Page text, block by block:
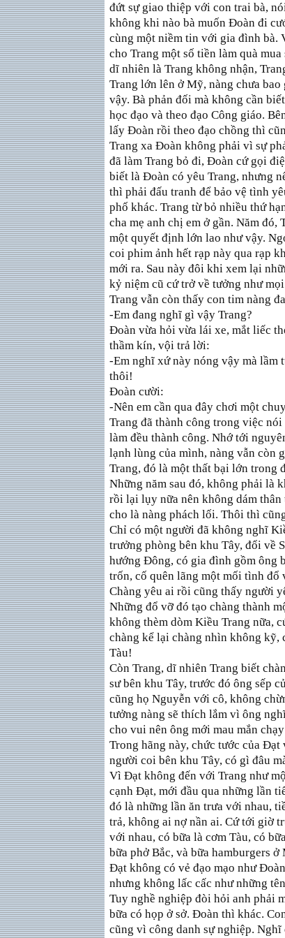
đứt sự giao thiệp với con trai bà,
không khi nào bà muốn Đoàn đi
cùng một niềm tin với gia đình bà.
cho Trang một số tiền làm quà
dĩ nhiên là Trang không nhận,
Trang lớn lên ở Mỹ, nàng chưa
vậy. Bà phản đối mà không cần
học đạo và theo đạo Công giáo.
lấy Đoàn rồi theo đạo chồng thì
Trang xa Đoàn không phải vì sự
đã làm Trang bỏ đi, Đoàn cứ gọi
biết là Đoàn có yêu Trang, nhưng
thì phải đấu tranh để bảo vệ tình
phố khác. Trang từ bỏ nhiều thứ
cha mẹ anh chị em ở gần. Năm
một quyết định lớn lao như vậy.
coi phim ảnh hết rạp này qua rạp
mới ra. Sau này đôi khi xem lại
kỷ niệm cũ cứ trở về tưởng như
Trang vẫn còn thấy con tim nàng
-Em đang nghĩ gì vậy Trang?
Đoàn vừa hỏi vừa lái xe, mắt liếc
thầm kín, vội trả lời:
-Em nghĩ xứ này nóng vậy mà
thôi!
Đoàn cười:
-Nên em cần qua đây chơi một
Trang đã thành công trong việc
làm đều thành công. Nhớ tới
lạnh lùng của mình, nàng vẫn còn
Trang, đó là một thất bại lớn trong
Những năm sau đó, không phải là
rồi lại lụy nữa nên không dám
cho là nàng phách lối. Thôi thì
Chỉ có một người đã không nghĩ
trưởng phòng bên khu Tây, đổi về
hướng Đông, có gia đình gồm ông
trốn, cố quên lãng một mối tình
Chàng yêu ai rồi cũng thấy người
Những đổ vỡ đó tạo chàng thành
không thèm dòm Kiều Trang nữa,
chàng kể lại chàng nhìn không kỹ,
Tàu!
Còn Trang, dĩ nhiên Trang biết
sư bên khu Tây, trước đó ông sếp
cũng họ Nguyễn với cô, không
tưởng nàng sẽ thích lắm vì ông
cho vui nên ông mới mau mắn
Trong hãng này, chức tước của
người coi bên khu Tây, có gì đâu
Vì Đạt không đến với Trang như
cạnh Đạt, mới đầu qua những lần
đó là những lần ăn trưa với nhau,
trả, không ai nợ nần ai. Cứ tới giờ
với nhau, có bữa là cơm Tàu, có
bữa phở Bắc, và bữa hamburgers
Đạt không có vẻ đạo mạo như
nhưng không lấc cấc như những
Tuy nghề nghiệp đòi hỏi anh phải
bữa có họp ở sở. Đoàn thì khác.
cũng vì công danh sự nghiệp.